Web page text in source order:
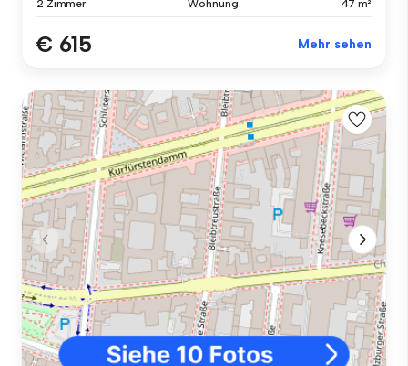
2 Zimmer Wohnung 47 m²
€ 615 Mehr sehen